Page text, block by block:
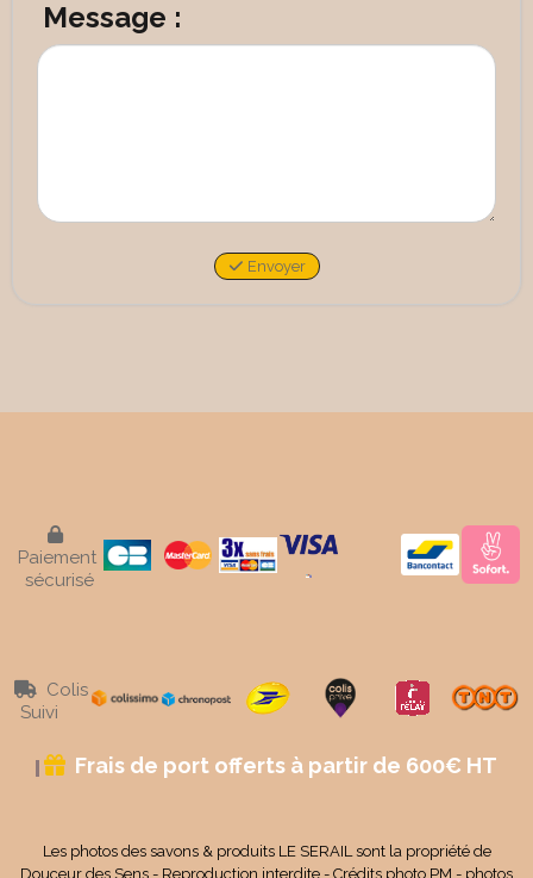
Message :
Envoyer

Paiement
sécurisé

Colis
Suivi
 Frais de port offerts à partir de 600€ HT
Les photos des savons & produits LE SERAIL sont la propriété de
Douceur des Sens - Reproduction interdite - Crédits photo PM - photos